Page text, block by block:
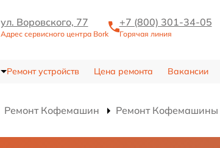
ул. Воровского, 77
Адрес сервисного центра Bork
+7 (800) 301-34-05
Горячая линия
Ремонт устройств Цена ремонта Вакансии
Ремонт Кофемашин Ремонт Кофемашины